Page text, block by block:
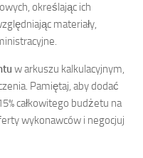
określając ich
materiały,
w arkuszu kalkulacyjnym,
Pamiętaj, aby dodać
całkowitego budżetu na
wykonawców i negocjuj